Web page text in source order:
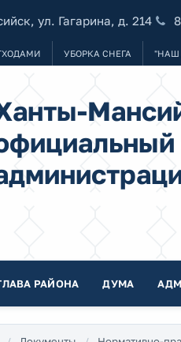
ул. Гагарина, д. 214
УБОРКА СНЕГА "НАШ
РАЙОНА ДУМА